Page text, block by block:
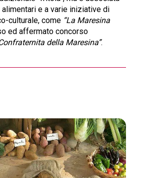
e a varie iniziative di
culturale, come “La Maresina
ed affermato concorso
della Maresina”.